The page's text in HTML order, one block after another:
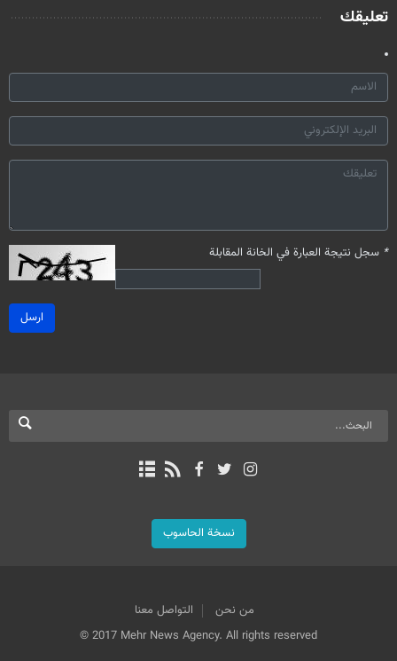
تعليقك
* سجل نتيجة العبارة في الخانة المقابلة
ارسل
نسخة الحاسوب
من نحن
التواصل معنا
© 2017 Mehr News Agency. All rights reserved